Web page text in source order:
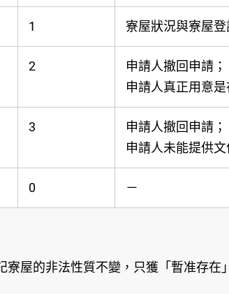
1 寮屋狀況與寮屋
2
申請人撤回申請；
申請人真正用意
3
申請人撤回申請；
申請人未能提供
0 －
屋的非法性質不變，只獲「暫准存在